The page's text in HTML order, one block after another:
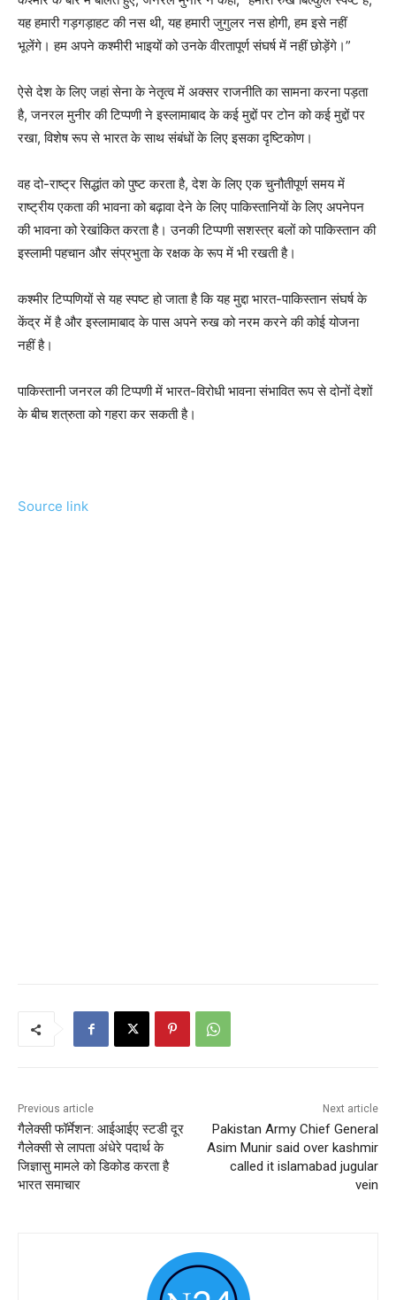
यह हमारी गड़गड़ाहट की नस थी, यह हमारी जुगुलर नस होगी, हम इसे नहीं
भूलेंगे। हम अपने कश्मीरी भाइयों को उनके वीरतापूर्ण संघर्ष में नहीं छोड़ेंगे।”
ऐसे देश के लिए जहां सेना के नेतृत्व में अक्सर राजनीति का सामना करना पड़ता
है, जनरल मुनीर की टिप्पणी ने इस्लामाबाद के कई मुद्दों पर टोन को कई मुद्दों पर
रखा, विशेष रूप से भारत के साथ संबंधों के लिए इसका दृष्टिकोण।
वह दो-राष्ट्र सिद्धांत को पुष्ट करता है, देश के लिए एक चुनौतीपूर्ण समय में
राष्ट्रीय एकता की भावना को बढ़ावा देने के लिए पाकिस्तानियों के लिए अपनेपन
की भावना को रेखांकित करता है। उनकी टिप्पणी सशस्त्र बलों को पाकिस्तान की
इस्लामी पहचान और संप्रभुता के रक्षक के रूप में भी रखती है।
कश्मीर टिप्पणियों से यह स्पष्ट हो जाता है कि यह मुद्दा भारत-पाकिस्तान संघर्ष के
केंद्र में है और इस्लामाबाद के पास अपने रुख को नरम करने की कोई योजना
नहीं है।
पाकिस्तानी जनरल की टिप्पणी में भारत-विरोधी भावना संभावित रूप से दोनों देशों
के बीच शत्रुता को गहरा कर सकती है।
Source link
Previous article
गैलेक्सी फॉर्मेशन: आईआईए स्टडी दूर
गैलेक्सी से लापता अंधेरे पदार्थ के
जिज्ञासु मामले को डिकोड करता है
भारत समाचार
Next article
Pakistan Army Chief General
Asim Munir said over kashmir
called it islamabad jugular
vein